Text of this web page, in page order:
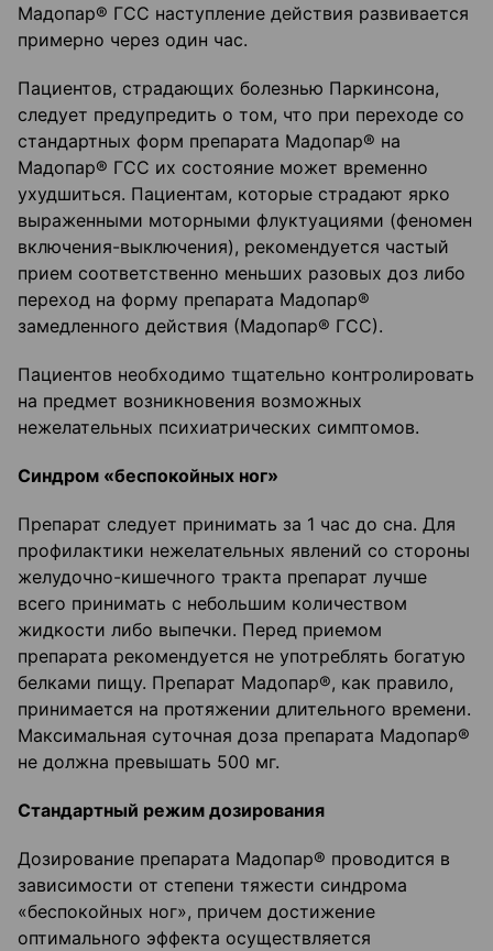
Мадопар® ГСС наступление действия развивается
примерно через один час.
Пациентов, страдающих болезнью Паркинсона,
следует предупредить о том, что при переходе со
стандартных форм препарата Мадопар® на
Мадопар® ГСС их состояние может временно
ухудшиться. Пациентам, которые страдают ярко
выраженными моторными флуктуациями (феномен
включения-выключения), рекомендуется частый
прием соответственно меньших разовых доз либо
переход на форму препарата Мадопар®
замедленного действия (Мадопар® ГСС).
Пациентов необходимо тщательно контролировать
на предмет возникновения возможных
нежелательных психиатрических симптомов.
Синдром «беспокойных ног»
Препарат следует принимать за 1 час до сна. Для
профилактики нежелательных явлений со стороны
желудочно-кишечного тракта препарат лучше
всего принимать с небольшим количеством
жидкости либо выпечки. Перед приемом
препарата рекомендуется не употреблять богатую
белками пищу. Препарат Мадопар®, как правило,
принимается на протяжении длительного времени.
Максимальная суточная доза препарата Мадопар®
не должна превышать 500 мг.
Стандартный режим дозирования
Дозирование препарата Мадопар® проводится в
зависимости от степени тяжести синдрома
«беспокойных ног», причем достижение
оптимального эффекта осуществляется